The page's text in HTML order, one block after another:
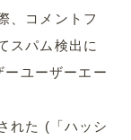
、コメントフ
スパム検出に
ユーザーエー
れた (「ハッシ